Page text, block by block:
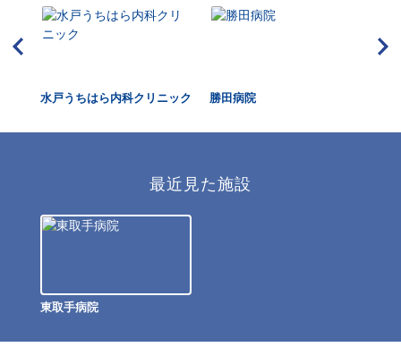
水戸うちはら内科クリニック 勝田病院
最近見た施設
東取手病院